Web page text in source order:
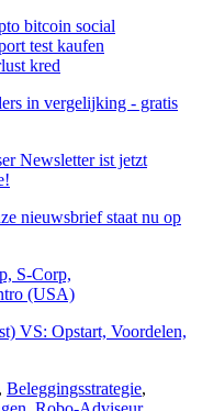
in vergelijking - gratis
nieuwsbrief staat nu op
VS: Opstart, Voordelen,
, Beleggingsstrategie,